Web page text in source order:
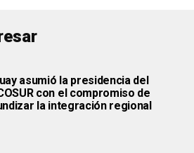
asumió la presidencia del
con el compromiso de
la integración regional